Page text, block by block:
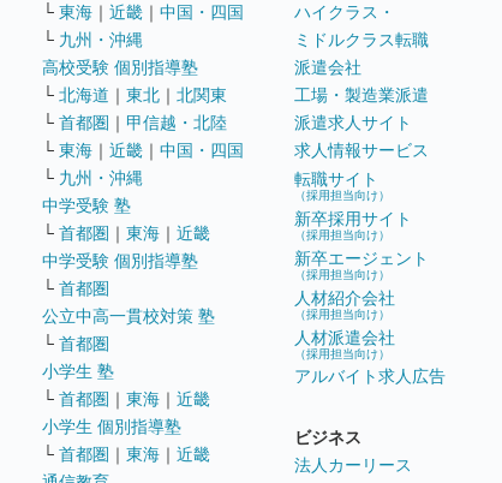
└ 東海 ｜ 近畿 ｜ 中国・四国
└ 九州・沖縄
高校受験 個別指導塾
└ 北海道 ｜ 東北 ｜ 北関東
└ 首都圏 ｜ 甲信越・北陸
└ 東海 ｜ 近畿 ｜ 中国・四国
└ 九州・沖縄
中学受験 塾
└ 首都圏 ｜ 東海 ｜ 近畿
中学受験 個別指導塾
└ 首都圏
公立中高一貫校対策 塾
└ 首都圏
小学生 塾
└ 首都圏 ｜ 東海 ｜ 近畿
小学生 個別指導塾
└ 首都圏 ｜ 東海 ｜ 近畿
ハイクラス・
ミドルクラス転職
派遣会社
工場・製造業派遣
派遣求人サイト
求人情報サービス
転職サイト
（採用担当向け）
新卒採用サイト
（採用担当向け）
新卒エージェント
（採用担当向け）
人材紹介会社
（採用担当向け）
人材派遣会社
（採用担当向け）
アルバイト求人広告
ビジネス
法人カーリース